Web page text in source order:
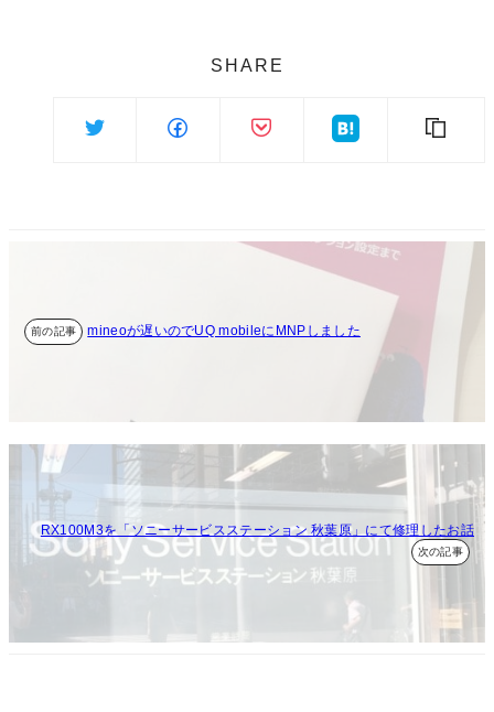
SHARE
mineoが遅いのでUQ mobileにMNPしました
RX100M3を「ソニーサービスステーション 秋葉原」にて修理したお話